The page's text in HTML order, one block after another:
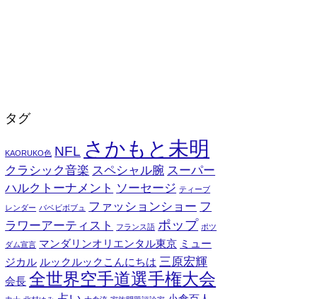
タグ
KAORUKO色 NFL さかもと未明
クラシック音楽 スペシャル腕 スーパー
ハルクトーナメント ソーセージ ティーブ
レンダー バベビボブュ ファッションショー フ
ラワーアーティスト
フランス語 ポップ ポツ
ダム宣言 マンダリンオリエンタル東京 ミュー
ジカル ルックルックこんにちは 三原宏輝
会長 全世界空手道選手権大会